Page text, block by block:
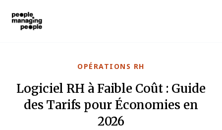
OPÉRATIONS RH
Logiciel RH à Faible Coût : Guide
des Tarifs pour Économies en
2026